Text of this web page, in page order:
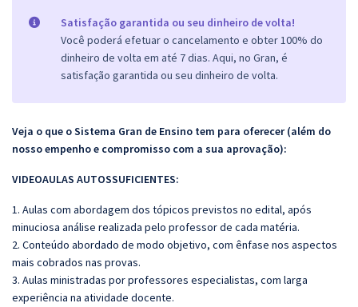
Satisfação garantida ou seu dinheiro de volta!
Você poderá efetuar o cancelamento e obter 100% do
dinheiro de volta em até 7 dias. Aqui, no Gran, é
satisfação garantida ou seu dinheiro de volta.
Veja o que o Sistema Gran de Ensino tem para oferecer (além do
nosso empenho e compromisso com a sua aprovação):
VIDEOAULAS AUTOSSUFICIENTES:
1. Aulas com abordagem dos tópicos previstos no edital, após
minuciosa análise realizada pelo professor de cada matéria.
2. Conteúdo abordado de modo objetivo, com ênfase nos aspectos
mais cobrados nas provas.
3. Aulas ministradas por professores especialistas, com larga
experiência na atividade docente.